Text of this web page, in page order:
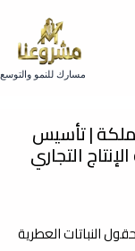
مسارك للنمو والتوسع
| تأسيس
التجاري
النباتات العطرية